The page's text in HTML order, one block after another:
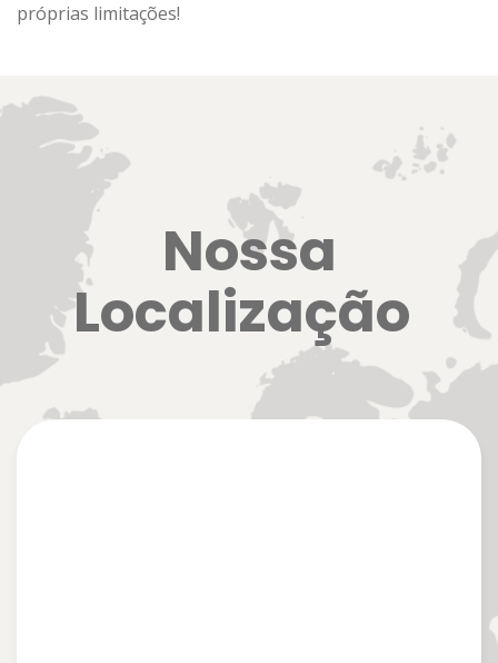
próprias limitações!
Nossa
Localização